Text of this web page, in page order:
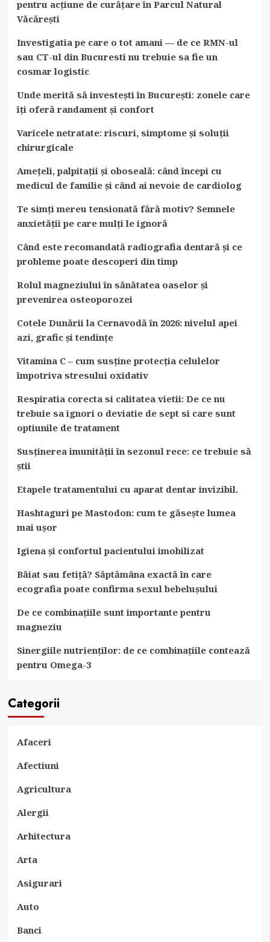
pentru acțiune de curățare în Parcul Natural
Văcărești
Investigatia pe care o tot amani — de ce RMN-ul
sau CT-ul din Bucuresti nu trebuie sa fie un
cosmar logistic
Unde merită să investești în București: zonele care
îți oferă randament și confort
Varicele netratate: riscuri, simptome și soluții
chirurgicale
Amețeli, palpitații și oboseală: când începi cu
medicul de familie și când ai nevoie de cardiolog
Te simți mereu tensionată fără motiv? Semnele
anxietății pe care mulți le ignoră
Când este recomandată radiografia dentară și ce
probleme poate descoperi din timp
Rolul magneziului în sănătatea oaselor și
prevenirea osteoporozei
Cotele Dunării la Cernavodă în 2026: nivelul apei
azi, grafic și tendințe
Vitamina C – cum susține protecția celulelor
împotriva stresului oxidativ
Respiratia corecta si calitatea vietii: De ce nu
trebuie sa ignori o deviatie de sept si care sunt
optiunile de tratament
Susținerea imunității în sezonul rece: ce trebuie să
știi
Etapele tratamentului cu aparat dentar invizibil.
Hashtaguri pe Mastodon: cum te găsește lumea
mai ușor
Igiena și confortul pacientului imobilizat
Băiat sau fetiță? Săptămâna exactă în care
ecografia poate confirma sexul bebelușului
De ce combinațiile sunt importante pentru
magneziu
Sinergiile nutrienților: de ce combinațiile contează
pentru Omega-3
Categorii
Afaceri
Afectiuni
Agricultura
Alergii
Arhitectura
Arta
Asigurari
Auto
Banci